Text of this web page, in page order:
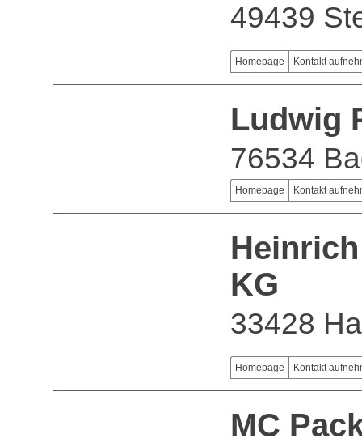
49439
Homepage Kontakt
Ludwig
76534
Homepage Kontakt
KG
33428
Homepage Kontakt
MC